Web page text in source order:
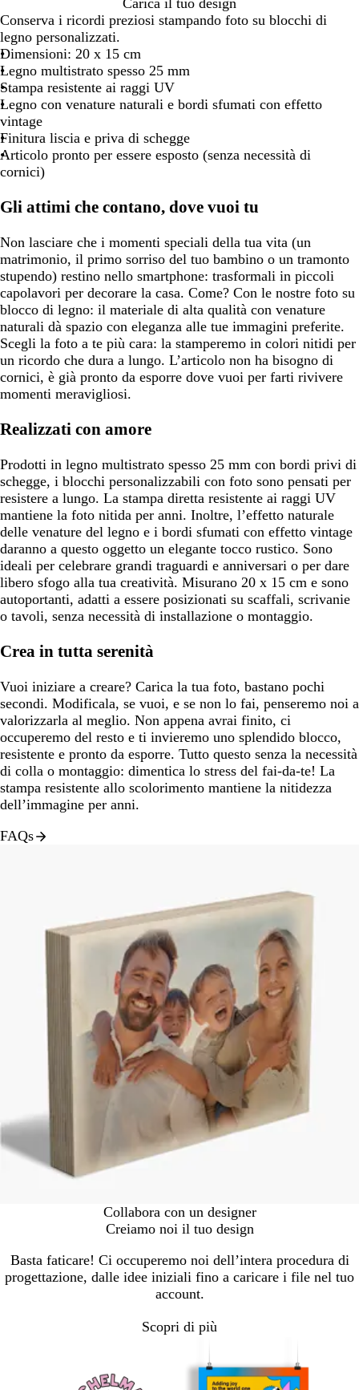
Conserva i ricordi preziosi stampando foto su blocchi di
legno personalizzati.
Dimensioni: 20 x 15 cm
Legno multistrato spesso 25 mm
Stampa resistente ai raggi UV
Legno con venature naturali e bordi sfumati con effetto
vintage
Finitura liscia e priva di schegge
Articolo pronto per essere esposto (senza necessità di
cornici)
Gli attimi che contano, dove vuoi tu
Non lasciare che i momenti speciali della tua vita (un
matrimonio, il primo sorriso del tuo bambino o un tramonto
stupendo) restino nello smartphone: trasformali in piccoli
capolavori per decorare la casa. Come? Con le nostre foto su
blocco di legno: il materiale di alta qualità con venature
naturali dà spazio con eleganza alle tue immagini preferite.
Scegli la foto a te più cara: la stamperemo in colori nitidi per
un ricordo che dura a lungo. L’articolo non ha bisogno di
cornici, è già pronto da esporre dove vuoi per farti rivivere
momenti meravigliosi.
Realizzati con amore
Prodotti in legno multistrato spesso 25 mm con bordi privi di
schegge, i blocchi personalizzabili con foto sono pensati per
resistere a lungo. La stampa diretta resistente ai raggi UV
mantiene la foto nitida per anni. Inoltre, l’effetto naturale
delle venature del legno e i bordi sfumati con effetto vintage
daranno a questo oggetto un elegante tocco rustico. Sono
ideali per celebrare grandi traguardi e anniversari o per dare
libero sfogo alla tua creatività. Misurano 20 x 15 cm e sono
autoportanti, adatti a essere posizionati su scaffali, scrivanie
o tavoli, senza necessità di installazione o montaggio.
Crea in tutta serenità
Vuoi iniziare a creare? Carica la tua foto, bastano pochi
secondi. Modificala, se vuoi, e se non lo fai, penseremo noi a
valorizzarla al meglio. Non appena avrai finito, ci
occuperemo del resto e ti invieremo uno splendido blocco,
resistente e pronto da esporre. Tutto questo senza la necessità
di colla o montaggio: dimentica lo stress del fai-da-te! La
stampa resistente allo scolorimento mantiene la nitidezza
dell’immagine per anni.
FAQs
Collabora con un designer
Creiamo noi il tuo design
Basta faticare! Ci occuperemo noi dell’intera procedura di
progettazione, dalle idee iniziali fino a caricare i file nel tuo
account.
Scopri di più